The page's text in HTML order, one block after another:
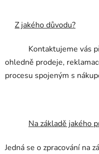
Z jakého důvodu?
Kontaktujeme vás
ohledně prodeje,
procesu spojeným s
Na základě jakého
Jedná se o zpracování na